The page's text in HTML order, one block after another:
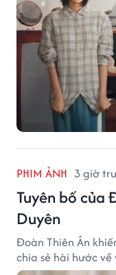
PHIM ẢNH 3 giờ
Tuyên bố của
Duyên
Đoàn Thiên Ân
chia sẻ hài hước